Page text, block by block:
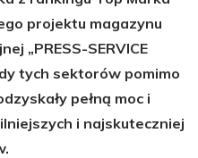
projektu magazynu
„PRESS-SERVICE
tych sektorów pomimo
pełną moc i
i najskuteczniej